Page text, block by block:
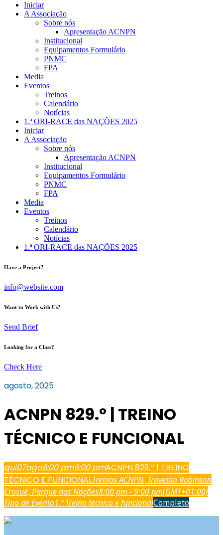
Iniciar
A Associação
Sobre nós
Apresentação ACNPN
Institucional
Equipamentos Formulário
PNMC
FPA
Media
Eventos
Treinos
Calendário
Notícias
1.ª ORI-RACE das NAÇÕES 2025
Iniciar
A Associação
Sobre nós
Apresentação ACNPN
Institucional
Equipamentos Formulário
PNMC
FPA
Media
Eventos
Treinos
Calendário
Notícias
1.ª ORI-RACE das NAÇÕES 2025
Have a Project?
info@website.com
Want to Work with Us?
Send Brief
Looking for a Class?
Check Here
agosto, 2025
ACNPN 829.º | TREINO
TÉCNICO E FUNCIONAL
qui07ago8:00 pm9:00 pmACNPN 829.º | TREINO
TÉCNICO E FUNCIONALTreinos ACNPN, Travessa Robinson
Crosué, Parque das Nações8:00 pm - 9:00 pm(GMT+01:00)
Tipo de Evento1.º Treino técnico e funcionalCompleto